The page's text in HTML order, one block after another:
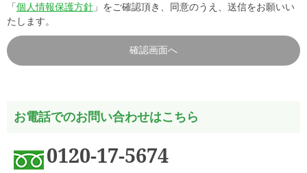
「個人情報保護方針 」をご確認頂き、同意のうえ、送信をお願いい
たします。
お電話でのお問い合わせはこちら
0120-17-5674